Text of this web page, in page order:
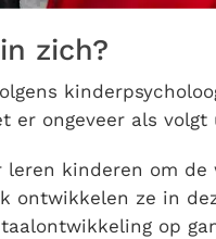
zich?
er ongeveer als volgt
kinderen om de
ontwikkelen ze in
op